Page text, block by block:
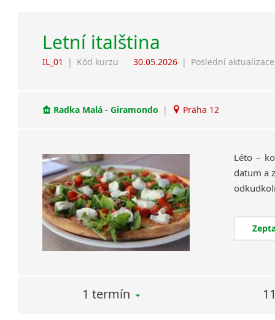
Letní italština
IL_01 | Kód kurzu 30.05.2026 | Poslední aktualizace
Radka Malá - Giramondo | Praha 12
Léto –
datum a
1 termín